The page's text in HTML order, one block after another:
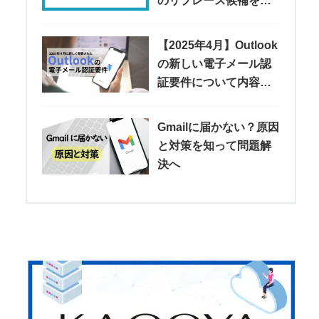
【2025年4月】Outlook
の新しい電子メール認
証要件について内容や
Gmailに届かない？原因
と対策を知って問題解
決へ